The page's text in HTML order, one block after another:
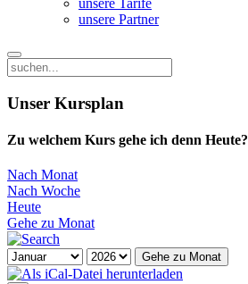
unsere Tarife
unsere Partner
Unser Kursplan
Zu welchem Kurs gehe ich denn Heute?
Nach Monat
Nach Woche
Heute
Gehe zu Monat
Gehe zu Monat